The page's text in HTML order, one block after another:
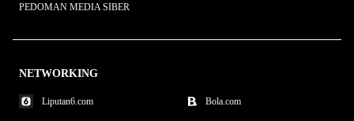
PEDOMAN MEDIA SIBER
NETWORKING
Liputan6.com Bola.com